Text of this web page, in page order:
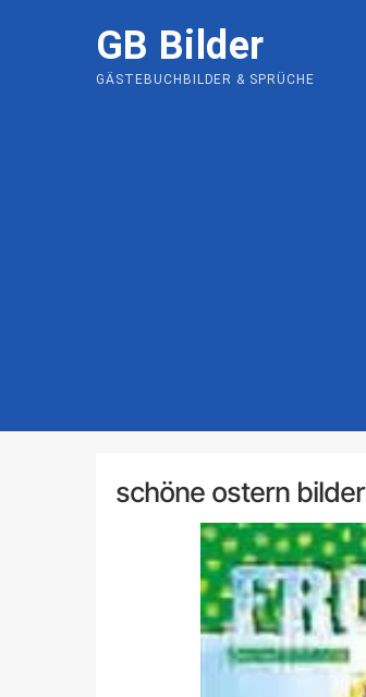
GB Bilder
GÄSTEBUCHBILDER & SPRÜCHE
schöne ostern bilder